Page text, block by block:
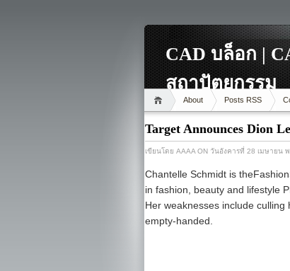
CAD บล็อก |
สถาปัตยกรรม
About Posts RSS
Target Announces Dion
เขียนโดย AAAA ON วันอังคารที่ 28 เมษายน
Chantelle Schmidt is
in fashion, beauty and lifestyle
Her weaknesses include
empty-handed.